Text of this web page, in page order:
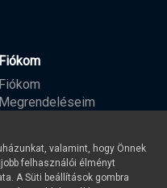
Fiókom
Fiókom
Megrendeléseim
valamint, hogy Önnek
felhasználói élményt
A Süti beállítások gombra